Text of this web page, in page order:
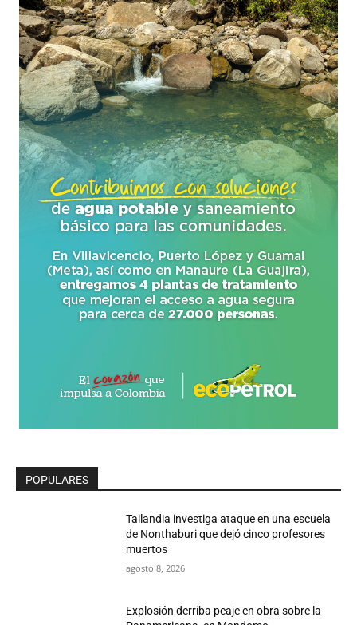
POPULARES
Tailandia investiga ataque en una escuela
de Nonthaburi que dejó cinco profesores
muertos
agosto 8, 2026
Explosión derriba peaje en obra sobre la